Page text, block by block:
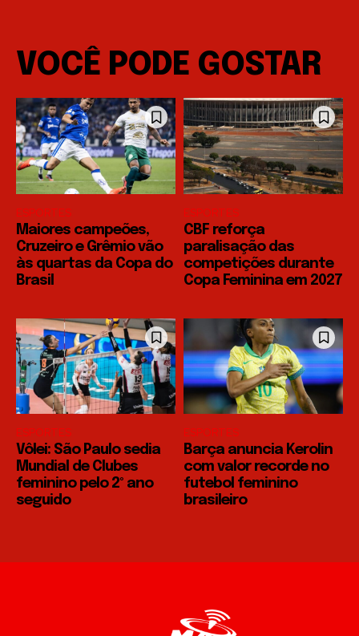
VOCÊ PODE GOSTAR
ESPORTES
Maiores campeões,
Cruzeiro e Grêmio vão
às quartas da Copa do
Brasil
ESPORTES
CBF reforça
paralisação das
competições durante
Copa Feminina em 2027
ESPORTES
Vôlei: São Paulo sedia
Mundial de Clubes
feminino pelo 2º ano
seguido
ESPORTES
Barça anuncia Kerolin
com valor recorde no
futebol feminino
brasileiro